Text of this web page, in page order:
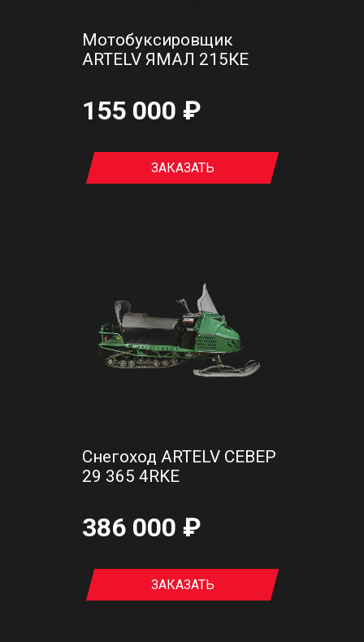
Мотобуксировщик
ARTELV ЯМАЛ 215КЕ
155 000 ₽
ЗАКАЗАТЬ
Снегоход ARTELV СЕВЕР
29 365 4RKE
386 000 ₽
ЗАКАЗАТЬ